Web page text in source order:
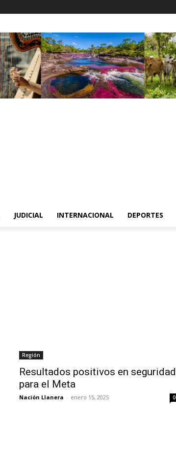
JUDICIAL INTERNACIONAL DEPORTES
Región
Resultados positivos en seguridad
para el Meta
Nación Llanera - enero 15, 2025 0